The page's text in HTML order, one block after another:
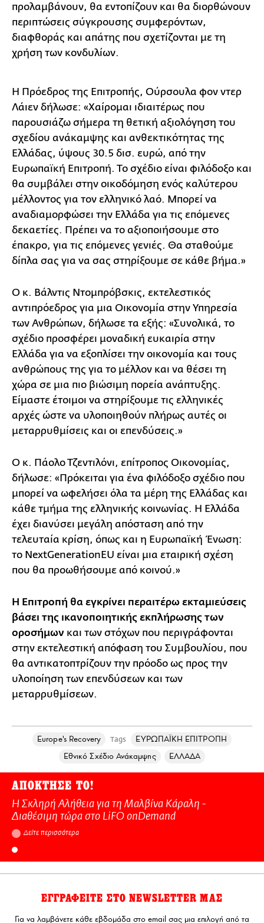
προλαμβάνουν, θα εντοπίζουν και θα διορθώνουν
περιπτώσεις σύγκρουσης συμφερόντων,
διαφθοράς και απάτης που σχετίζονται με τη
χρήση των κονδυλίων.
Η Πρόεδρος της Επιτροπής, Ούρσουλα φον ντερ
Λάιεν δήλωσε: «Χαίρομαι ιδιαιτέρως που
παρουσιάζω σήμερα τη θετική αξιολόγηση του
σχεδίου ανάκαμψης και ανθεκτικότητας της
Ελλάδας, ύψους 30.5 δισ. ευρώ, από την
Ευρωπαϊκή Επιτροπή. Το σχέδιο είναι φιλόδοξο και
θα συμβάλει στην οικοδόμηση ενός καλύτερου
μέλλοντος για τον ελληνικό λαό. Μπορεί να
αναδιαμορφώσει την Ελλάδα για τις επόμενες
δεκαετίες. Πρέπει να το αξιοποιήσουμε στο
έπακρο, για τις επόμενες γενιές. Θα σταθούμε
δίπλα σας για να σας στηρίξουμε σε κάθε βήμα.»
Ο κ. Βάλντις Ντομπρόβσκις, εκτελεστικός
αντιπρόεδρος για μια Οικονομία στην Υπηρεσία
των Ανθρώπων, δήλωσε τα εξής: «Συνολικά, το
σχέδιο προσφέρει μοναδική ευκαιρία στην
Ελλάδα για να εξοπλίσει την οικονομία και τους
ανθρώπους της για το μέλλον και να θέσει τη
χώρα σε μια πιο βιώσιμη πορεία ανάπτυξης.
Είμαστε έτοιμοι να στηρίξουμε τις ελληνικές
αρχές ώστε να υλοποιηθούν πλήρως αυτές οι
μεταρρυθμίσεις και οι επενδύσεις.»
Ο κ. Πάολο Τζεντιλόνι, επίτροπος Οικονομίας,
δήλωσε: «Πρόκειται για ένα φιλόδοξο σχέδιο που
μπορεί να ωφελήσει όλα τα μέρη της Ελλάδας και
κάθε τμήμα της ελληνικής κοινωνίας. Η Ελλάδα
έχει διανύσει μεγάλη απόσταση από την
τελευταία κρίση, όπως και η Ευρωπαϊκή Ένωση:
το NextGenerationEU είναι μια εταιρική σχέση
που θα προωθήσουμε από κοινού.»
Η Επιτροπή θα εγκρίνει περαιτέρω εκταμιεύσεις
βάσει της ικανοποιητικής εκπλήρωσης των
οροσήμων και των στόχων που περιγράφονται
στην εκτελεστική απόφαση του Συμβουλίου, που
θα αντικατοπτρίζουν την πρόοδο ως προς την
υλοποίηση των επενδύσεων και των
μεταρρυθμίσεων.
Europe's Recovery Tags
ΕΥΡΩΠΑΪΚΗ ΕΠΙΤΡΟΠΗ
Εθνικό Σχέδιο Ανάκαμψης
ΕΛΛΑΔΑ
ΑΠΟΚΤΗΣΕ ΤΟ!
Η Σκληρή Αλήθεια για τη Μαλβίνα Κάραλη -
Διαθέσιμη τώρα στo LiFO onDemand
Δείτε περισσότερα
ΕΓΓΡΑΦΕΙΤΕ ΣΤΟ NEWSLETTER ΜΑΣ
Για να λαμβάνετε κάθε εβδομάδα στο email σας μια επιλογή από τα